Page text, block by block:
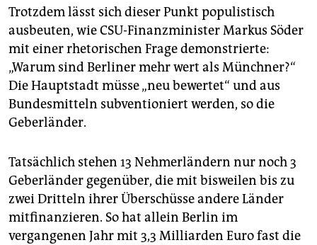
Trotzdem lässt sich dieser Punkt populistisch
ausbeuten, wie CSU-Finanzminister Markus Söder
mit einer rhetorischen Frage demonstrierte:
„Warum sind Berliner mehr wert als Münchner?“
Die Hauptstadt müsse „neu bewertet“ und aus
Bundesmitteln subventioniert werden, so die
Geberländer.
Tatsächlich stehen 13 Nehmerländern nur noch 3
Geberländer gegenüber, die mit bisweilen bis zu
zwei Dritteln ihrer Überschüsse andere Länder
mitfinanzieren. So hat allein Berlin im
vergangenen Jahr mit 3,3 Milliarden Euro fast die